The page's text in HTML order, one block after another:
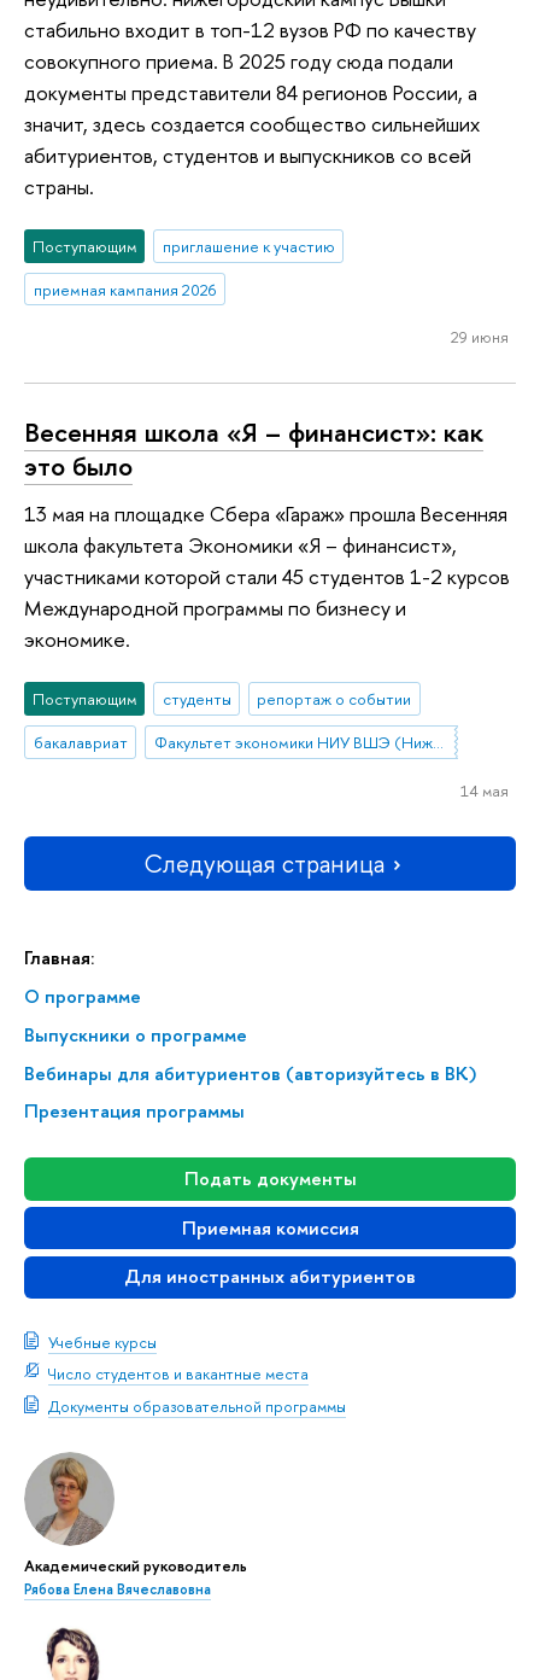
Главная:
О программе
Выпускники о программе
Вебинары для абитуриентов (авторизуйтесь в ВК)
Презентация программы
Подать документы
Приемная комиссия
Для иностранных абитуриентов
Учебные курсы
Число студентов и вакантные места
Документы образовательной программы
Академический руководитель
Рябова Елена Вячеславовна
стабильно входит в топ-12 вузов РФ по качеству
совокупного приема. В 2025 году сюда подали
документы представители 84 регионов России, а
значит, здесь создается сообщество сильнейших
абитуриентов, студентов и выпускников со всей
страны.
Поступающим
приглашение к участию
приемная кампания 2026
29 июня
Весенняя школа «Я – финансист»: как
это было
13 мая на площадке Сбера «Гараж» прошла Весенняя
школа факультета Экономики «Я – финансист»,
участниками которой стали 45 студентов 1-2 курсов
Международной программы по бизнесу и
экономике.
Поступающим студенты
репортаж о событии
бакалавриат
Факультет экономики НИУ ВШЭ (Нижний Новгород)
14 мая
Следующая страница